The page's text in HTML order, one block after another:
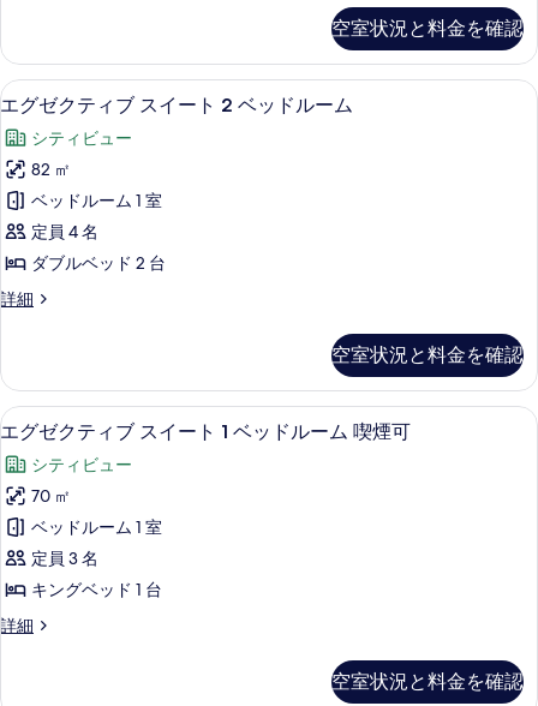
べ
て
の
写
真
を
表
示
す
詳
細
1
台
禁
煙
の
す
べ
て
の
を
表
示
す
る
ン
グ
ベ
ド
台
禁
煙
の
詳
細
空室状況と料金を確認
エ
グ
ゼ
ク
テ
ィ
ブ
ス
ー
ト
2
ベ
ッ
ド
ル
ー
ム
エグゼクティブ スイート 2 ベッド
12
エグゼクティブ スイート 2 ベッドルーム
シティビュー
82 ㎡
ベッドルーム 1 室
定員 4 名
ダブルベッド 2 台
詳細
エ
テ
ィ
ブ
イ
ー
ト
2
ベ
ッ
ド
ル
空室状況と料金を確認
エ
グ
ゼ
ク
テ
ィ
ブ
ス
ー
39 インチの薄型テレビ (ケーブル放
12
エグゼクティブ スイート 1 ベッドルーム 喫煙可
シティビュー
70 ㎡
ベッドルーム 1 室
定員 3 名
キングベッド 1 台
詳細
エ
空室状況と料金を確認